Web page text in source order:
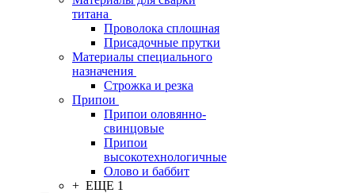
титана
Проволока сплошная
Присадочные прутки
Материалы специального
назначения
Строжка и резка
Припои
Припои оловянно-
свинцовые
Припои
высокотехнологичные
Олово и баббит
+ ЕЩЕ 1